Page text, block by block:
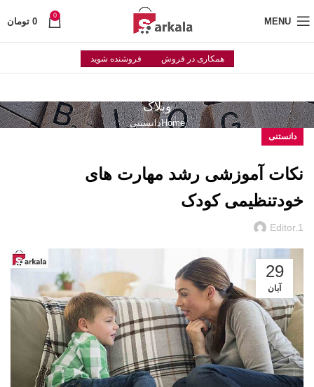
MENU
0
0 تومان
همکاری در فروش فروشنده شوید
وبلاگ
Homeدانستنی
دانستنی
نکات آموزشی رشد مهارت های
خودتنظیمی کودک
Editor.1
29
آبان